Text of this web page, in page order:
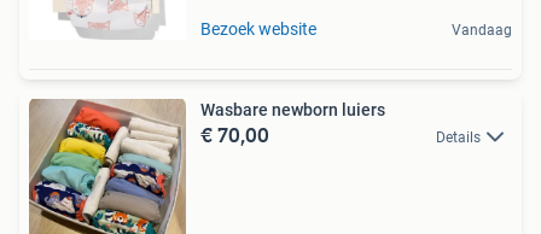
Bezoek website Vandaag
Wasbare newborn luiers
€ 70,00 Details